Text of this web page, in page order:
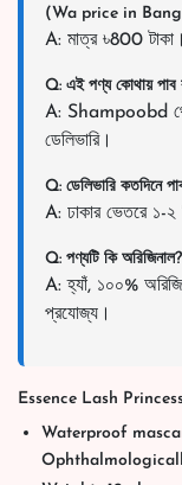
(Wa price in
A: মাত্র ৳800
Q: এই পণ্য কোথায় পাব
A: Shampoobd
ডেলিভারি।
Q: ডেলিভারি কতদিনে
A: ঢাকার ভেতরে ১-২
Q: পণ্যটি কি অরিজিনাল?
A: হ্যাঁ, ১০০%
প্রযোজ্য।
Essence Lash
Waterproof